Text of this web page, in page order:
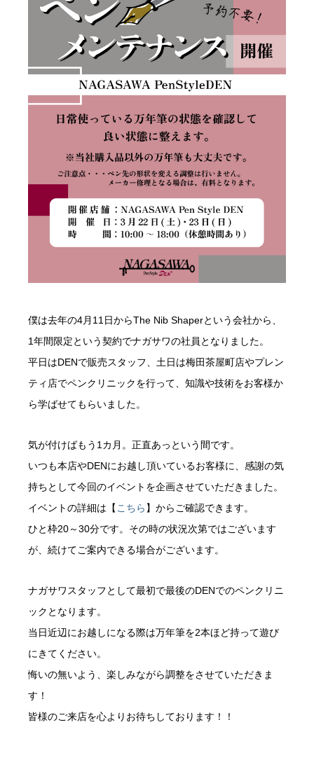
僕は去年の4月11日からThe Nib Shaperという会社から、
1年間限定という契約でナガサワの社員となりました。
平日はDENで販売スタッフ、土日は梅田茶屋町店やプレン
ティ店でペンクリニックを行って、知識や技術をお客様か
ら学ばせてもらいました。
気が付けばもう1カ月。正直あっという間です。
いつも本店やDENにお越し頂いているお客様に、感謝の気
持ちとして今回のイベントを企画させていただきました。
イベントの詳細は【こちら 】からご確認できます。
ひと枠20～30分です。その時の状況次第ではございます
が、続けてご案内できる場合がございます。
ナガサワスタッフとして最初で最後のDENでのペンクリニ
ックとなります。
当日近辺にお越しになる際は万年筆を2本ほど持って遊び
にきてください。
悔いの無いよう、楽しみながら調整をさせていただきま
す！
皆様のご来店を心よりお待ちしております！！